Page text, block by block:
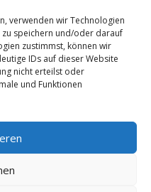
verwenden wir Technologien
speichern und/oder darauf
zustimmst, können wir
IDs auf dieser Website
nicht erteilst oder
und Funktionen
2026